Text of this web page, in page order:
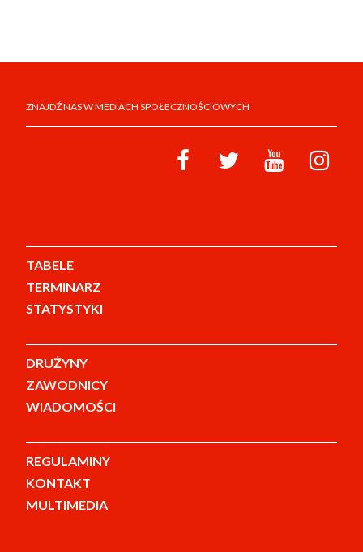
ZNAJDŹ NAS W MEDIACH SPOŁECZNOŚCIOWYCH
TABELE
TERMINARZ
STATYSTYKI
DRUŻYNY
ZAWODNICY
WIADOMOŚCI
REGULAMINY
KONTAKT
MULTIMEDIA